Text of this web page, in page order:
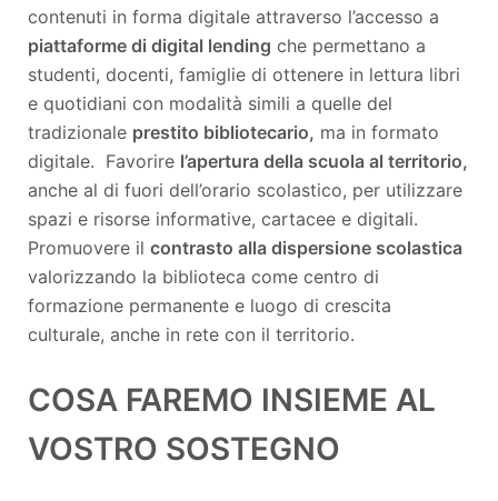
contenuti in forma digitale attraverso l’accesso a
piattaforme di digital lending che permettano a
studenti, docenti, famiglie di ottenere in lettura libri
e quotidiani con modalità simili a quelle del
tradizionale prestito bibliotecario, ma in formato
digitale. Favorire l’apertura della scuola al territorio,
anche al di fuori dell’orario scolastico, per utilizzare
spazi e risorse informative, cartacee e digitali.
Promuovere il contrasto alla dispersione scolastica
valorizzando la biblioteca come centro di
formazione permanente e luogo di crescita
culturale, anche in rete con il territorio.
COSA FAREMO INSIEME AL
VOSTRO SOSTEGNO